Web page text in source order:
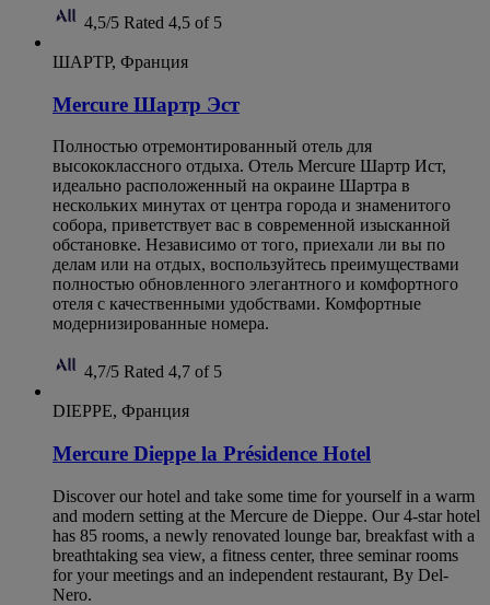
4,5/5 Rated 4,5 of 5
ШАРТР, Франция
Mercure Шартр Эст
Полностью отремонтированный отель для
высококлассного отдыха. Отель Mercure Шартр Ист,
идеально расположенный на окраине Шартра в
нескольких минутах от центра города и знаменитого
собора, приветствует вас в современной изысканной
обстановке. Независимо от того, приехали ли вы по
делам или на отдых, воспользуйтесь преимуществами
полностью обновленного элегантного и комфортного
отеля с качественными удобствами. Комфортные
модернизированные номера.
4,7/5 Rated 4,7 of 5
DIEPPE, Франция
Mercure Dieppe la Présidence Hotel
Discover our hotel and take some time for yourself in a warm
and modern setting at the Mercure de Dieppe. Our 4-star hotel
has 85 rooms, a newly renovated lounge bar, breakfast with a
breathtaking sea view, a fitness center, three seminar rooms
for your meetings and an independent restaurant, By Del-
Nero.